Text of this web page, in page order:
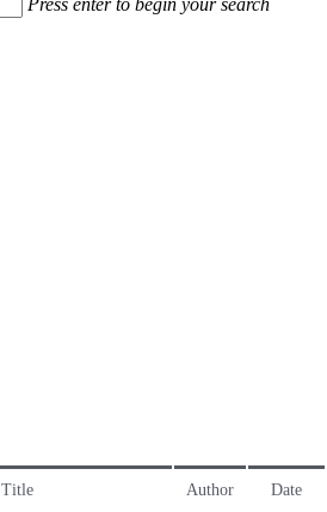
Press enter to begin your search
Title Author Date